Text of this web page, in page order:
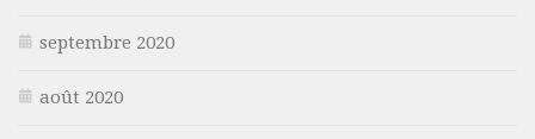
septembre 2020
août 2020